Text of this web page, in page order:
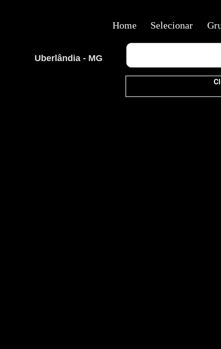
Uberlândia - MG
Home Selecionar